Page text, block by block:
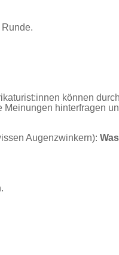
können
hinterfragen
Augenzwinkern):